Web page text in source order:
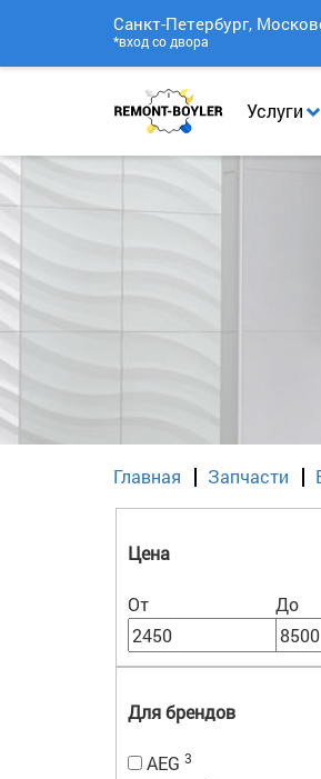
Услуги
Санкт-Петербург,
*вход со двора
Главная Запчасти
Цена
От До
Для брендов
AEG 3